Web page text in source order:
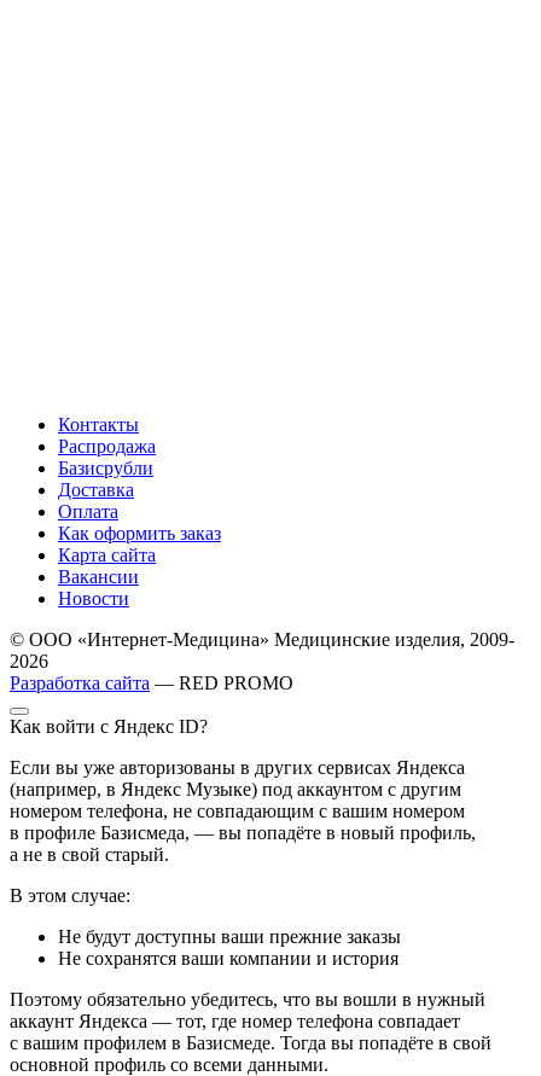
Контакты
Распродажа
Базисрубли
Доставка
Оплата
Как оформить заказ
Карта сайта
Вакансии
Новости
© ООО «Интернет-Медицина» Медицинские изделия, 2009-
2026
Разработка сайта — RED PROMO
Как войти с Яндекс ID?
Если вы уже авторизованы в других сервисах Яндекса
(например, в Яндекс Музыке) под аккаунтом с другим
номером телефона, не совпадающим с вашим номером
в профиле Базисмеда, — вы попадёте в новый профиль,
а не в свой старый.
В этом случае:
Не будут доступны ваши прежние заказы
Не сохранятся ваши компании и история
Поэтому обязательно убедитесь, что вы вошли в нужный
аккаунт Яндекса — тот, где номер телефона совпадает
с вашим профилем в Базисмеде. Тогда вы попадёте в свой
основной профиль со всеми данными.